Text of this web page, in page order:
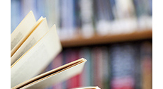
Banner